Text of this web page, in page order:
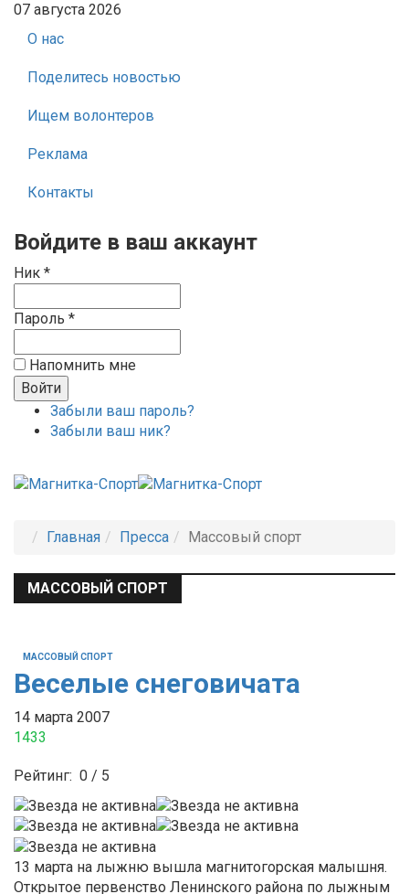
07 августа 2026
О нас
Поделитесь новостью
Ищем волонтеров
Реклама
Контакты
Войдите в ваш аккаунт
Ник *
Пароль *
Напомнить мне
Забыли ваш пароль?
Забыли ваш ник?
Главная Пресса Массовый спорт
МАССОВЫЙ СПОРТ
МАССОВЫЙ СПОРТ
Веселые снеговичата
14 марта 2007
1433
Рейтинг: 0 / 5
13 марта на лыжню вышла магнитогорская малышня.
Открытое первенство Ленинского района по лыжным